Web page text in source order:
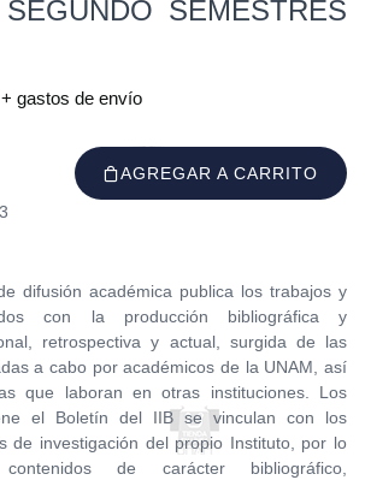
SEMESTRES
gastos de envío
AGREGAR A CARRITO
difusión académica publica los trabajos y
con la producción bibliográfica y
retrospectiva y actual, surgida de las
a cabo por académicos de la UNAM, así
que laboran en otras instituciones. Los
el Boletín del IIB se vinculan con los
de investigación del propio Instituto, por lo
de carácter bibliográfico,